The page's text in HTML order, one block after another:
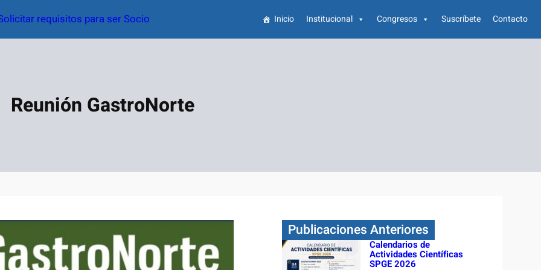
requisitos para ser Socio Inicio Institucional Congresos Suscríbete Contacto
Reunión GastroNorte
Publicaciones Anteriores
Calendarios de
Actividades Científicas
SPGE 2026